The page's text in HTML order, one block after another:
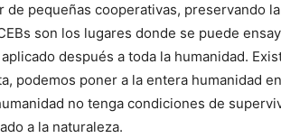
pequeñas cooperativas, preservando
son los lugares donde se puede
después a toda la humanidad.
podemos poner a la entera humanidad
no tenga condiciones de
a la naturaleza.